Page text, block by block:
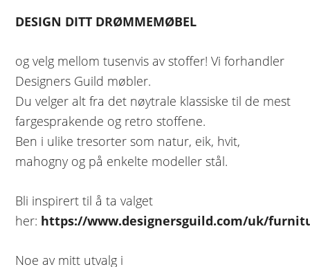
DESIGN DITT DRØMMEMØBEL
og velg mellom tusenvis av stoffer! Vi forhandler
Designers Guild møbler.
Du velger alt fra det nøytrale klassiske til de mest
fargesprakende og retro stoffene.
Ben i ulike tresorter som natur, eik, hvit,
mahogny og på enkelte modeller stål.
Bli inspirert til å ta valget
her: https://www.designersguild.com/uk/
Noe av mitt utvalg i